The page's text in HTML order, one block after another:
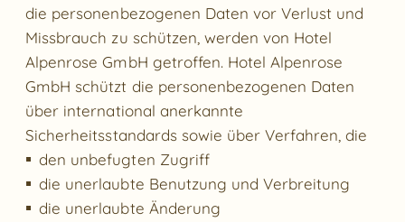
die personenbezogenen Daten vor Verlust und
Missbrauch zu schützen, werden von Hotel
Alpenrose GmbH getroffen. Hotel Alpenrose
GmbH schützt die personenbezogenen Daten
über international anerkannte
Sicherheitsstandards sowie über Verfahren, die
den unbefugten Zugriff
die unerlaubte Benutzung und Verbreitung
die unerlaubte Änderung